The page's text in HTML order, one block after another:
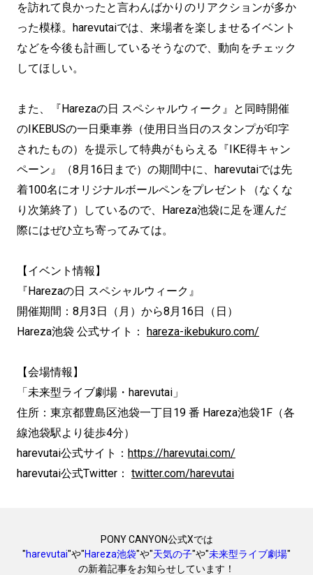
を訪れて良かったと言わんばかりのリアクションが多か
った模様。harevutaiでは、来場者を楽しませるイベント
などを今後も計画しているそうなので、動向をチェック
してほしい。
また、『Harezaの日 スペシャルウィーク』と同時開催
のIKEBUSの一日乗車券（使用日当日のスタンプが印字
されたもの）を提示して特典がもらえる『IKE得キャン
ペーン』（8月16日まで）の期間中に、harevutaiでは先
着100名にオリジナルボールペンをプレゼント（なくな
り次第終了）しているので、Hareza池袋に足を運んだ
際にはぜひ立ち寄ってみては。
【イベント情報】
『Harezaの日 スペシャルウィーク』
開催期間：8月3日（月）から8月16日（日）
Hareza池袋 公式サイト： hareza-ikebukuro.com/
【会場情報】
「未来型ライブ劇場・harevutai」
住所：東京都豊島区池袋一丁目19 番 Hareza池袋1F（各
線池袋駅より徒歩4分）
harevutai公式サイト： https://harevutai.com/
harevutai公式Twitter： twitter.com/harevutai
PONY CANYON公式Xでは
"harevutai"や"Hareza池袋"や"天気の子"や"未来型ライブ劇場"
の新着記事をお知らせしています！